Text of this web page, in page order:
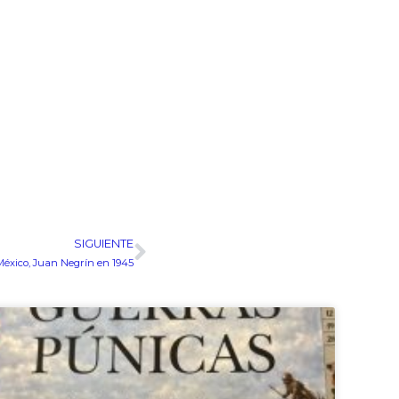
SIGUIENTE
Juan Negrín en 1945Siguiente